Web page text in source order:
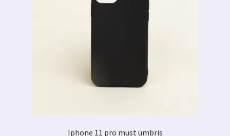
Iphone 11 pro must ümbris